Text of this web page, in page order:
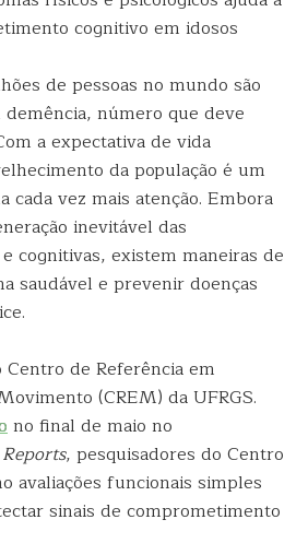
de pessoas no mundo são
demência, número que deve
a expectativa de vida
da população é um
cada vez mais atenção. Embora
inevitável das
cognitivas, existem maneiras de
saudável e prevenir doenças
de Referência em
(CREM) da UFRGS.
no final de maio no
, pesquisadores do Centro
avaliações funcionais simples
sinais de comprometimento